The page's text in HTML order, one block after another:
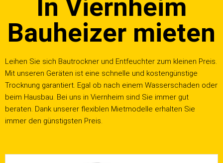
t
n
In Viernheim
Bauheizer mieten
Leihen Sie sich Bautrockner und Entfeuchter zum kleinen Preis.
Mit unseren Geräten ist eine schnelle und kostengünstige
Trocknung garantiert. Egal ob nach einem Wasserschaden oder
beim Hausbau. Bei uns in Viernheim sind Sie immer gut
beraten. Dank unserer flexiblen Mietmodelle erhalten Sie
immer den günstigsten Preis.